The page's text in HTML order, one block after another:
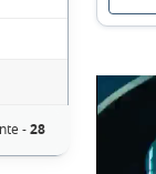
-28